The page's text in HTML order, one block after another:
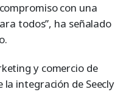
con una
todos”, ha señalado
y comercio de
integración de Seecly